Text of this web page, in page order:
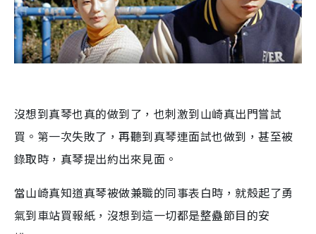
沒想到真琴也真的做到了，也刺激到山崎真出門嘗試
買。第一次失敗了，再聽到真琴連面試也做到，甚至被
錄取時，真琴提出約出來見面。
當山崎真知道真琴被做兼職的同事表白時，就殼起了勇
氣到車站買報紙，沒想到這一切都是整蠱節目的安